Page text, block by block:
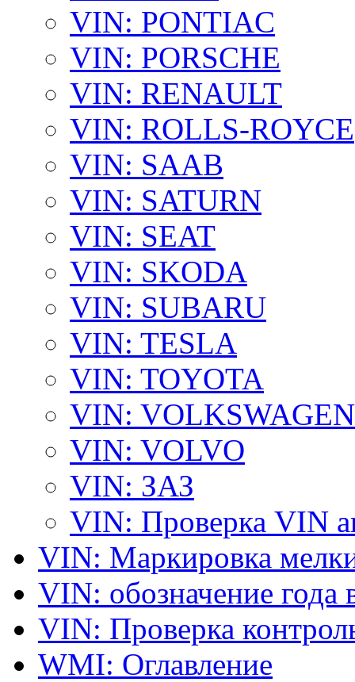
VIN: PONTIAC
VIN: PORSCHE
VIN: RENAULT
VIN: ROLLS-ROYCE
VIN: SAAB
VIN: SATURN
VIN: SEAT
VIN: SKODA
VIN: SUBARU
VIN: TESLA
VIN: TOYOTA
VIN: VOLKSWAGEN
VIN: VOLVO
VIN: ЗАЗ
VIN: Проверка VIN
VIN: Маркировка
VIN: обозначение года
VIN: Проверка
WMI: Оглавление